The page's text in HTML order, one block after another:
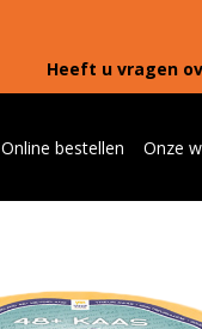
Heeft u vragen
Online bestellen Onze